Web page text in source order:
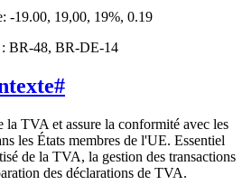
-19.00, 19,00, 19%, 0.19
: BR-48, BR-DE-14
#
la TVA et assure la conformité avec les
les États membres de l'UE. Essentiel
de la TVA, la gestion des transactions
des déclarations de TVA.